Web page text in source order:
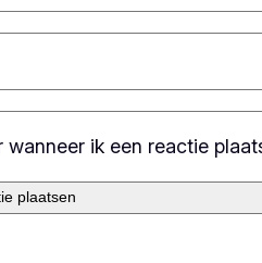
ik een reactie